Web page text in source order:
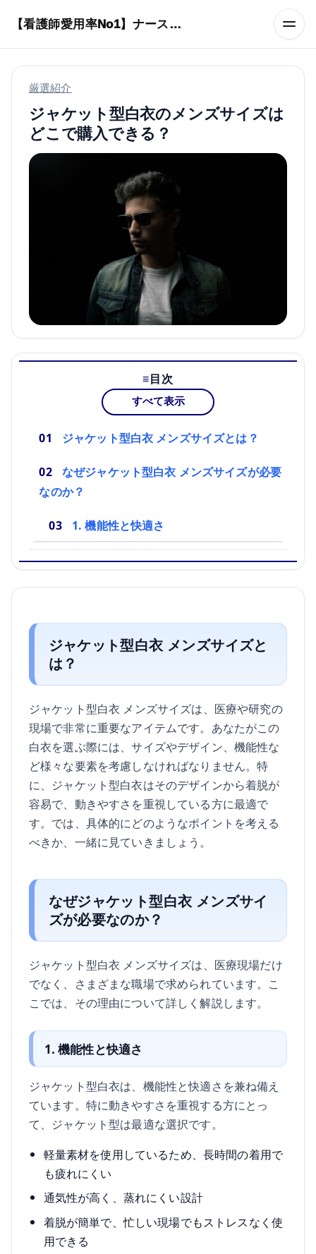
【看護師愛用率No1】ナースリーで人気の商品はコレ
厳選紹介
ジャケット型白衣のメンズサイズは
どこで購入できる？
目次
すべて表示
ジャケット型白衣 メンズサイズとは？
なぜジャケット型白衣 メンズサイズが必要
なのか？
1. 機能性と快適さ
ジャケット型白衣 メンズサイズと
は？
ジャケット型白衣 メンズサイズは、医療や研究の
現場で非常に重要なアイテムです。あなたがこの
白衣を選ぶ際には、サイズやデザイン、機能性な
ど様々な要素を考慮しなければなりません。特
に、ジャケット型白衣はそのデザインから着脱が
容易で、動きやすさを重視している方に最適で
す。では、具体的にどのようなポイントを考える
べきか、一緒に見ていきましょう。
なぜジャケット型白衣 メンズサイ
ズが必要なのか？
ジャケット型白衣 メンズサイズは、医療現場だけ
でなく、さまざまな職場で求められています。こ
こでは、その理由について詳しく解説します。
1. 機能性と快適さ
ジャケット型白衣は、機能性と快適さを兼ね備え
ています。特に動きやすさを重視する方にとっ
て、ジャケット型は最適な選択です。
軽量素材を使用しているため、長時間の着用で
も疲れにくい
通気性が高く、蒸れにくい設計
着脱が簡単で、忙しい現場でもストレスなく使
用できる